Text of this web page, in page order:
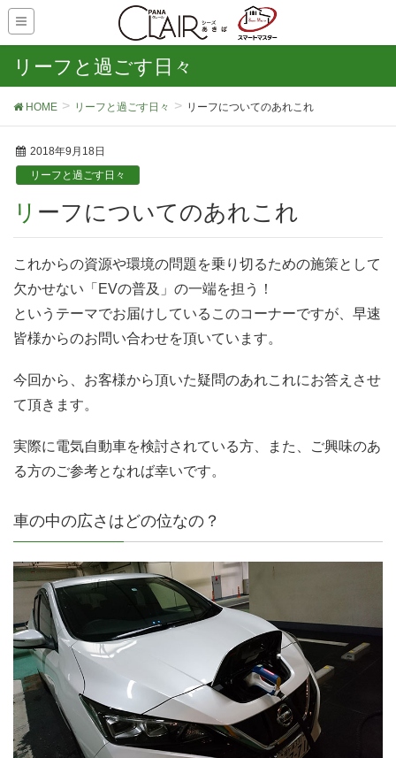
リーフと過ごす日々
HOME リーフと過ごす日々 リーフについてのあれこれ
2018年9月18日
リーフと過ごす日々
リーフについてのあれこれ
これからの資源や環境の問題を乗り切るための施策として
欠かせない「EVの普及」の一端を担う！
というテーマでお届けしているこのコーナーですが、早速
皆様からのお問い合わせを頂いています。
今回から、お客様から頂いた疑問のあれこれにお答えさせ
て頂きます。
実際に電気自動車を検討されている方、また、ご興味のあ
る方のご参考となれば幸いです。
車の中の広さはどの位なの？